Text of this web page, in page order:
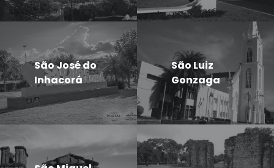
São José do
Inhacorá
São Luiz
Gonzaga